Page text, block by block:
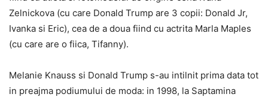
Zelnickova (cu care Donald Trump are 3 copii: Donald Jr,
Ivanka si Eric), cea de a doua fiind cu actrita Marla Maples
(cu care are o fiica, Tifanny).
Melanie Knauss si Donald Trump s-au intilnit prima data tot
in preajma podiumului de moda: in 1998, la Saptamina